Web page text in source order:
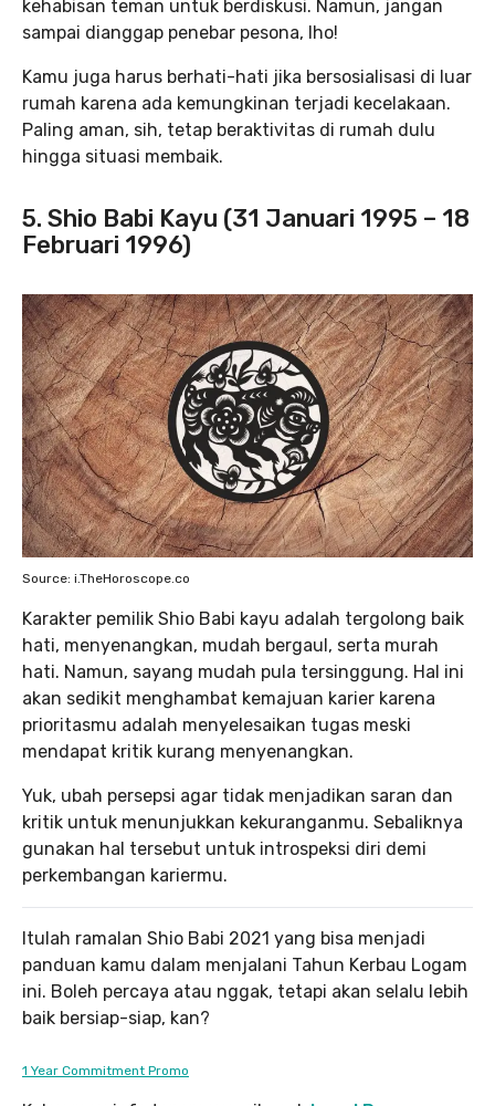
kehabisan teman untuk berdiskusi. Namun, jangan
sampai dianggap penebar pesona, lho!
Kamu juga harus berhati-hati jika bersosialisasi di luar
rumah karena ada kemungkinan terjadi kecelakaan.
Paling aman, sih, tetap beraktivitas di rumah dulu
hingga situasi membaik.
5. Shio Babi Kayu (31 Januari 1995 – 18
Februari 1996)
Source: i.TheHoroscope.co
Karakter pemilik Shio Babi kayu adalah tergolong baik
hati, menyenangkan, mudah bergaul, serta murah
hati. Namun, sayang mudah pula tersinggung. Hal ini
akan sedikit menghambat kemajuan karier karena
prioritasmu adalah menyelesaikan tugas meski
mendapat kritik kurang menyenangkan.
Yuk, ubah persepsi agar tidak menjadikan saran dan
kritik untuk menunjukkan kekuranganmu. Sebaliknya
gunakan hal tersebut untuk introspeksi diri demi
perkembangan kariermu.
Itulah ramalan Shio Babi 2021 yang bisa menjadi
panduan kamu dalam menjalani Tahun Kerbau Logam
ini. Boleh percaya atau nggak, tetapi akan selalu lebih
baik bersiap-siap, kan?
1 Year Commitment Promo